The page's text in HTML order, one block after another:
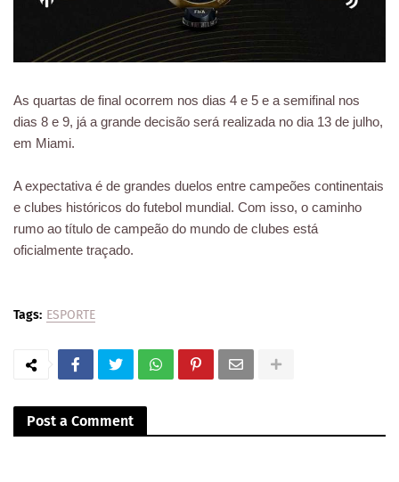
As quartas de final ocorrem nos dias 4 e 5 e a semifinal nos
dias 8 e 9, já a grande decisão será realizada no dia 13 de julho,
em Miami.
A expectativa é de grandes duelos entre campeões continentais
e clubes históricos do futebol mundial. Com isso, o caminho
rumo ao título de campeão do mundo de clubes está
oficialmente traçado.
Tags: ESPORTE
Post a Comment